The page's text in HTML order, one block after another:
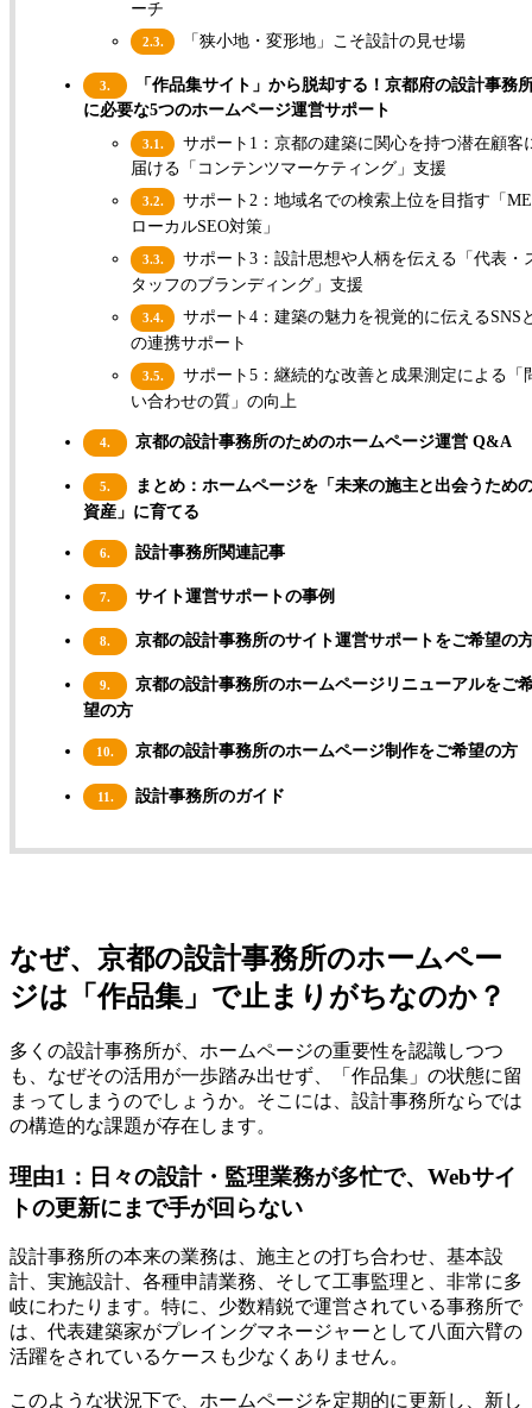
ーチ
2.3. 「狭小地・変形地」こそ設計の見せ場
3.
「作品集サイト」から脱却する！京都府の設計事務
に必要な5つのホームページ運営サポート
3.1.
サポート1：京都の建築に関心を持つ潜在顧客
届ける「コンテンツマーケティング」支援
3.2.
サポート2：地域名での検索上位を目指す「
ローカルSEO対策」
3.3.
サポート3：設計思想や人柄を伝える「代表・
タッフのブランディング」支援
3.4.
サポート4：建築の魅力を視覚的に伝えるSNS
の連携サポート
3.5.
サポート5：継続的な改善と成果測定による「
い合わせの質」の向上
4. 京都の設計事務所のためのホームページ運営 Q&A
5.
まとめ：ホームページを「未来の施主と出会うため
資産」に育てる
6. 設計事務所関連記事
7. サイト運営サポートの事例
8. 京都の設計事務所のサイト運営サポートをご希望の
9.
京都の設計事務所のホームページリニューアルをご
望の方
10. 京都の設計事務所のホームページ制作をご希望の方
11. 設計事務所のガイド
なぜ、京都の設計事務所のホームペー
ジは「作品集」で止まりがちなのか？
多くの設計事務所が、ホームページの重要性を認識しつつ
も、なぜその活用が一歩踏み出せず、「作品集」の状態に留
まってしまうのでしょうか。そこには、設計事務所ならでは
の構造的な課題が存在します。
理由1：日々の設計・監理業務が多忙で、Webサイ
トの更新にまで手が回らない
設計事務所の本来の業務は、施主との打ち合わせ、基本設
計、実施設計、各種申請業務、そして工事監理と、非常に多
岐にわたります。特に、少数精鋭で運営されている事務所で
は、代表建築家がプレイングマネージャーとして八面六臂の
活躍をされているケースも少なくありません。
このような状況下で、ホームページを定期的に更新し、新し